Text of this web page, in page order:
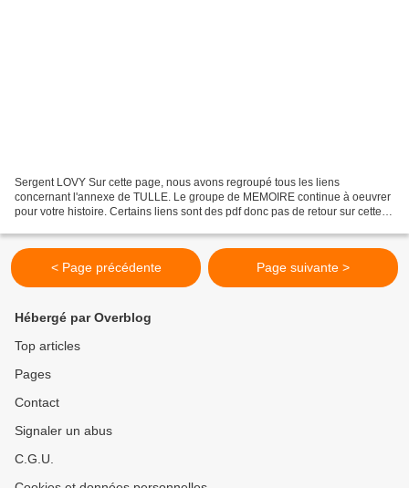
Sergent LOVY Sur cette page, nous avons regroupé tous les liens
concernant l'annexe de TULLE. Le groupe de MEMOIRE continue à oeuvrer
pour votre histoire. Certains liens sont des pdf donc pas de retour sur cette
< Page précédente Page suivante >
Hébergé par Overblog
Top articles
Pages
Contact
Signaler un abus
C.G.U.